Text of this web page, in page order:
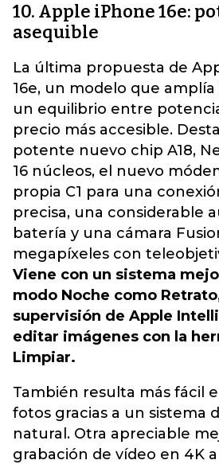
10. Apple iPhone 16e:
asequible
La última propuesta de
16e, un modelo que amplía
un equilibrio entre
precio más accesible.
potente nuevo chip A18,
16 núcleos, el nuevo
propia C1 para una
precisa, una considerable
batería y una cámara
megapíxeles con
Viene con un sistema
modo Noche como
supervisión de Apple
editar imágenes con la
Limpiar.
También resulta más fácil
fotos gracias a un sistema
natural. Otra apreciable
grabación de vídeo en 4K